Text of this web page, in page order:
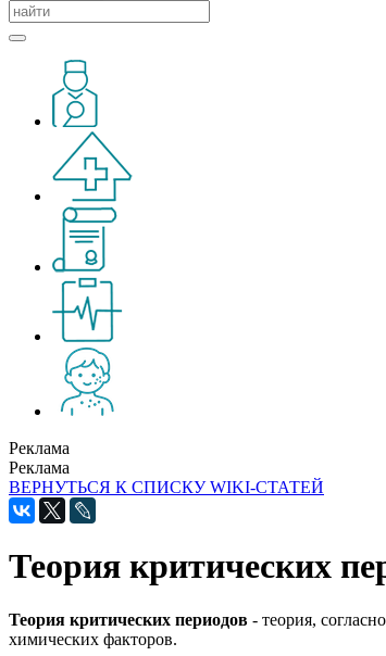
Реклама
Реклама
ВЕРНУТЬСЯ К СПИСКУ WIKI-СТАТЕЙ
Теория критических
Теория критических периодов - теория,
химических факторов.